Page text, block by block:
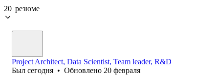
20 резюме
Project Architect, Data Scientist, Team leader, R&D
Был сегодня • Обновлено 20 февраля